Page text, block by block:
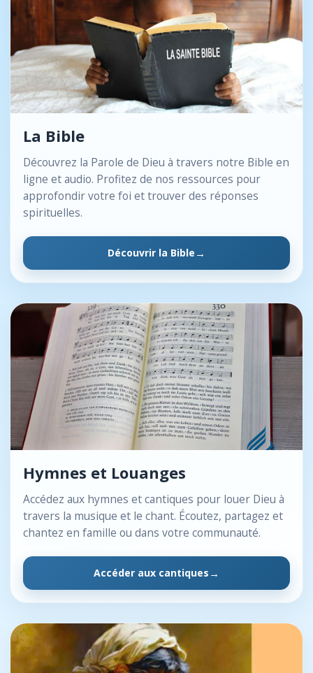
La Bible
Découvrez la Parole de Dieu à travers notre Bible en
ligne et audio. Profitez de nos ressources pour
approfondir votre foi et trouver des réponses
spirituelles.
Découvrir la Bible
Hymnes et Louanges
Accédez aux hymnes et cantiques pour louer Dieu à
travers la musique et le chant. Écoutez, partagez et
chantez en famille ou dans votre communauté.
Accéder aux cantiques